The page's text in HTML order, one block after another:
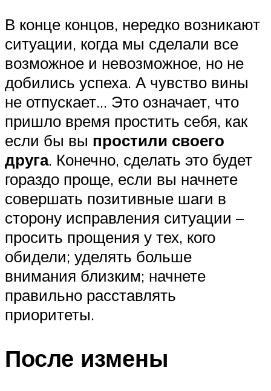
В конце концов, нередко возникают
ситуации, когда мы сделали все
возможное и невозможное, но не
добились успеха. А чувство вины
не отпускает… Это означает, что
пришло время простить себя, как
если бы вы простили своего
друга. Конечно, сделать это будет
гораздо проще, если вы начнете
совершать позитивные шаги в
сторону исправления ситуации –
просить прощения у тех, кого
обидели; уделять больше
внимания близким; начнете
правильно расставлять
приоритеты.
После измены